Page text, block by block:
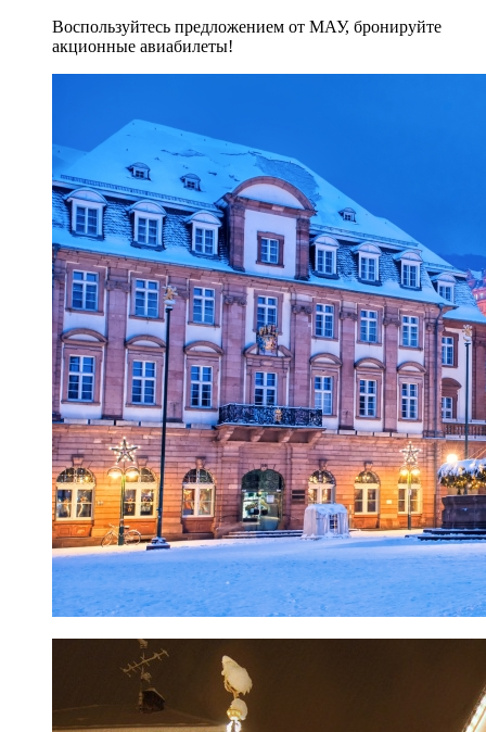
Воспользуйтесь предложением от МАУ, бронируйте
акционные авиабилеты!